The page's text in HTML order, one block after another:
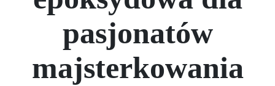
pasjonatów
majsterkowania